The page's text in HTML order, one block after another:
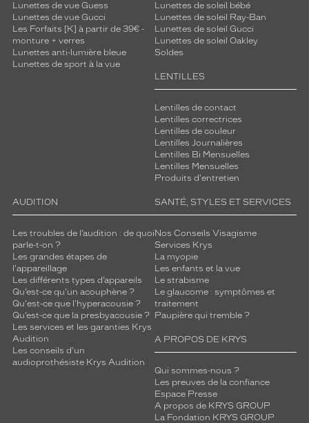
Lunettes de vue Guess
Lunettes de vue Gucci
Les Forfaits [K] à partir de 39€ -
monture + verres
Lunettes anti-lumière bleue
Lunettes de sport à la vue
Lunettes de soleil bébé
Lunettes de soleil Ray-Ban
Lunettes de soleil Gucci
Lunettes de soleil Oakley
Soldes
LENTILLES
Lentilles de contact
Lentilles correctrices
Lentilles de couleur
Lentilles Journalières
Lentilles Bi Mensuelles
Lentilles Mensuelles
Produits d'entretien
AUDITION
Les troubles de l’audition : de quoi
parle-t-on ?
Les grandes étapes de
l'appareillage
Les différents types d’appareils
Qu’est-ce qu'un acouphène ?
Qu'est-ce que l'hyperacousie ?
Qu’est-ce que la presbyacousie ?
Les services et les garanties Krys
Audition
Les conseils d'un
audioprothésiste Krys Audition
SANTÉ, STYLES ET SERVICES
Nos Conseils Visagisme
Services Krys
La myopie
Les enfants et la vue
Le strabisme
Le glaucome : symptômes et
traitement
Paupière qui tremble ?
A PROPOS DE KRYS
Qui sommes-nous ?
Les preuves de la confiance
Espace Presse
A propos de KRYS GROUP
La Fondation KRYS GROUP